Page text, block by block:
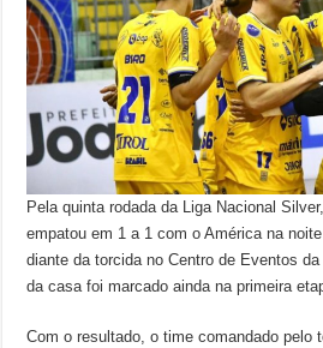
Pela quinta rodada da Liga Nacional
empatou em 1 a 1 com o América na
diante da torcida no Centro de Eventos
da casa foi marcado ainda na primeira
Com o resultado, o time comandado pelo